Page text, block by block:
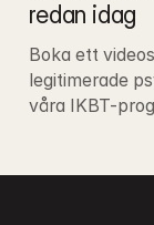
redan idag
Boka ett
legitimerade
våra IKBT-